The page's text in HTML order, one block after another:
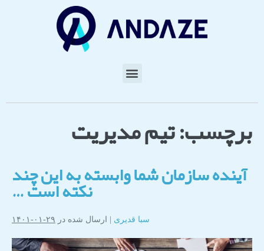
برچسب:تیم مدیریت
آینده سازمان شما وابسته به این چند
نکته است …
سبا قدیری| ارسال شده در ۲۹-۰۱-۱۴۰۱